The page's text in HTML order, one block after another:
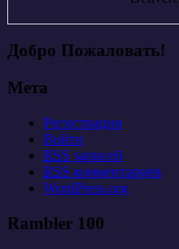
Добро Пожаловать!
Мета
Регистрация
Войти
RSS записей
RSS комментариев
WordPress.org
Rambler 100